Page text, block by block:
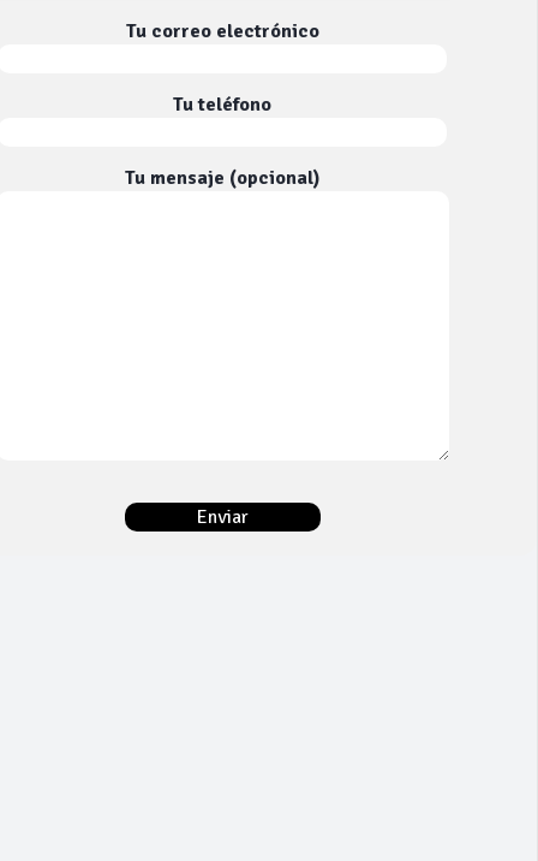
Tu correo electrónico
Tu teléfono
Tu mensaje (opcional)